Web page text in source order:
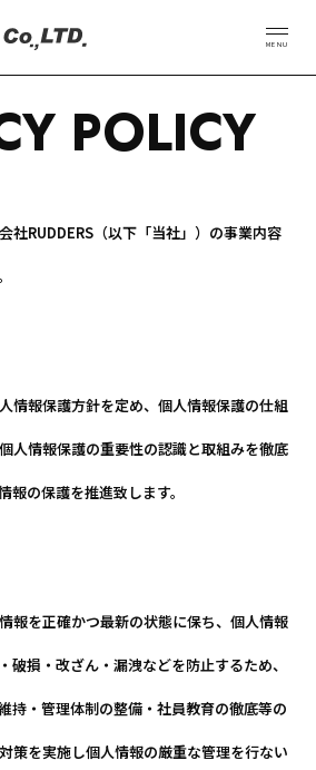
RUDDERS
MENU
POLICY
社RUDDERS（以下「当社」）の事業内容
情報保護方針を定め、個人情報保護の仕組
人情報保護の重要性の認識と取組みを徹底
報の保護を推進致します。
報を正確かつ最新の状態に保ち、個人情報
破損・改ざん・漏洩などを防止するため、
持・管理体制の整備・社員教育の徹底等の
策を実施し個人情報の厳重な管理を行ない